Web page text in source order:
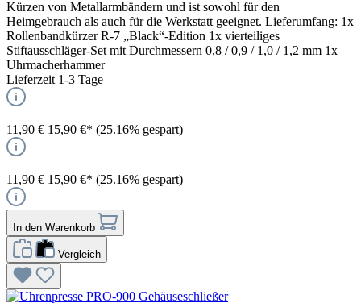
Kürzen von Metallarmbändern und ist sowohl für den
Heimgebrauch als auch für die Werkstatt geeignet. Lieferumfang: 1x
Rollenbandkürzer R-7 „Black“-Edition 1x vierteiliges
Stiftausschläger-Set mit Durchmessern 0,8 / 0,9 / 1,0 / 1,2 mm 1x
Uhrmacherhammer
Lieferzeit 1-3 Tage
11,90 € 15,90 €* (25.16% gespart)
11,90 € 15,90 €* (25.16% gespart)
In den Warenkorb
Vergleich